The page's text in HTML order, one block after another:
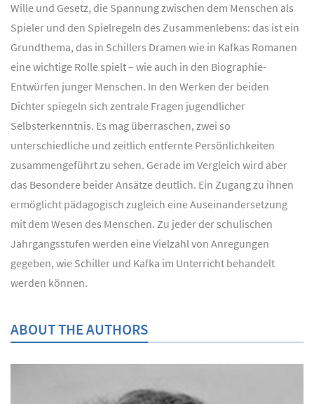
Wille und Gesetz, die Spannung zwischen dem Menschen als
Spieler und den Spielregeln des Zusammenlebens: das ist ein
Grundthema, das in Schillers Dramen wie in Kafkas Romanen
eine wichtige Rolle spielt – wie auch in den Biographie-
Entwürfen junger Menschen. In den Werken der beiden
Dichter spiegeln sich zentrale Fragen jugendlicher
Selbsterkenntnis. Es mag überraschen, zwei so
unterschiedliche und zeitlich entfernte Persönlichkeiten
zusammengeführt zu sehen. Gerade im Vergleich wird aber
das Besondere beider Ansätze deutlich. Ein Zugang zu ihnen
ermöglicht pädagogisch zugleich eine Auseinandersetzung
mit dem Wesen des Menschen. Zu jeder der schulischen
Jahrgangsstufen werden eine Vielzahl von Anregungen
gegeben, wie Schiller und Kafka im Unterricht behandelt
werden können.
ABOUT THE AUTHORS